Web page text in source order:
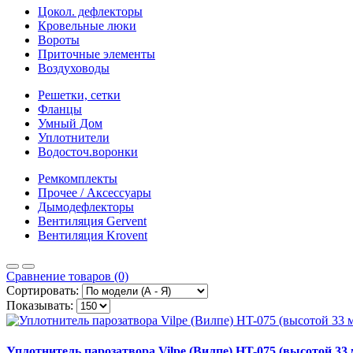
Цокол. дефлекторы
Кровельные люки
Вороты
Приточные элементы
Воздуховоды
Решетки, сетки
Фланцы
Умный Дом
Уплотнители
Водосточ.воронки
Ремкомплекты
Прочее / Аксессуары
Дымодефлекторы
Вентиляция Gervent
Вентиляция Krovent
Сравнение товаров (0)
Сортировать:
Показывать: